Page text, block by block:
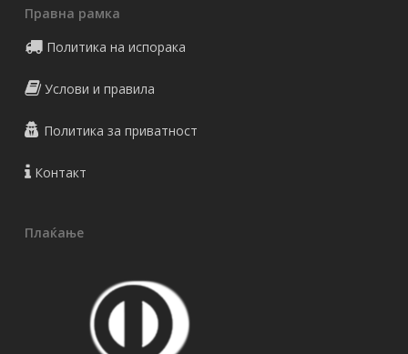
Правна рамка
Политика на испорака
Услови и правила
Политика за приватност
Контакт
Плаќање